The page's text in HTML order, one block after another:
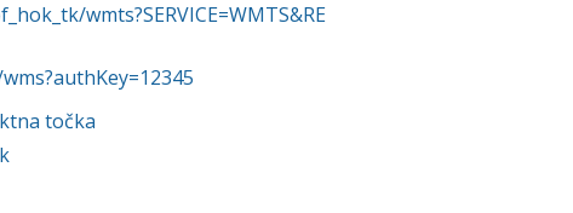
wmts?SERVICE=WMTS&RE
točka